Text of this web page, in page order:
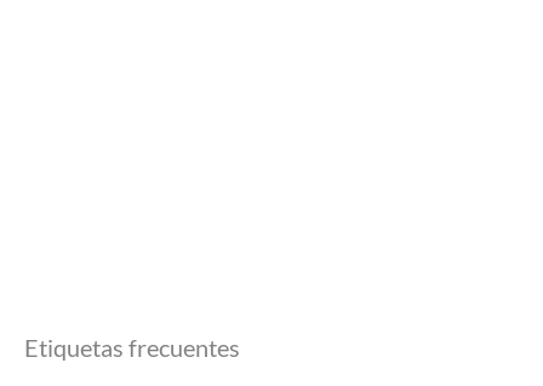
Etiquetas frecuentes